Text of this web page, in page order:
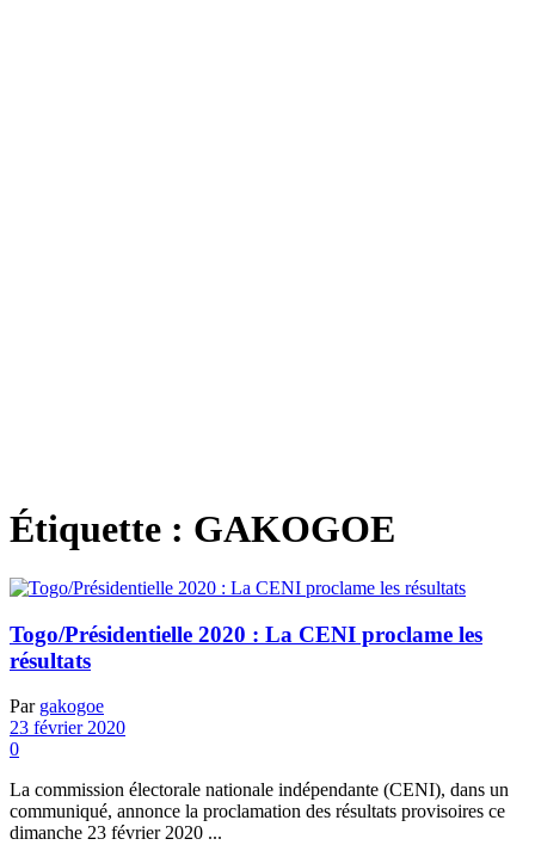
Étiquette : GAKOGOE
Togo/Présidentielle 2020 : La CENI proclame les
résultats
Par gakogoe
23 février 2020
0
La commission électorale nationale indépendante (CENI), dans un
communiqué, annonce la proclamation des résultats provisoires ce
dimanche 23 février 2020 ...